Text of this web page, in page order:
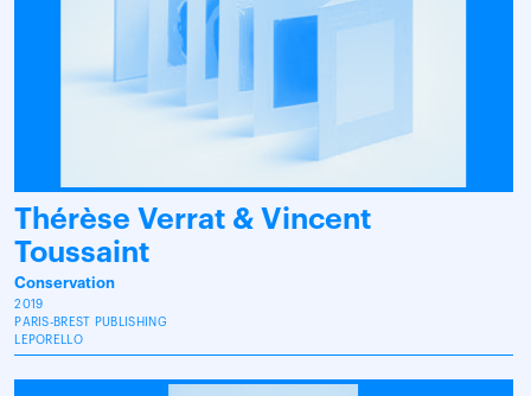
Thérèse Verrat & Vincent
Toussaint
Conservation
2019
PARIS-BREST PUBLISHING
LEPORELLO